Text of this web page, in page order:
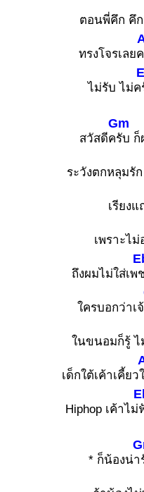
ตอนพี่คึก คึก
ทรงโจรเลยค
ไม่รับ ไม่ค
สวัสดีค
Gm
รับ
ระวังตกหลุมรั
เรียงแ
เพราะไ
ถึงผมไม่ใส่เพ
ใครบอกว่าเ
ในขนอมก็รู้ ไ
เด็กใต้เค้าเคี้ยวใ
Hiphop เค้าไม่
* ก็น้องน่า